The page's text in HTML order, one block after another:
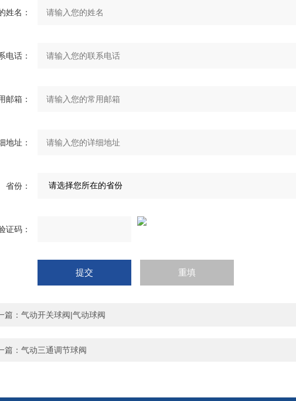
姓名：
电话：
邮箱：
地址：
省份：
证码：
篇： 气动开关球阀|气动球阀
篇： 气动三通调节球阀